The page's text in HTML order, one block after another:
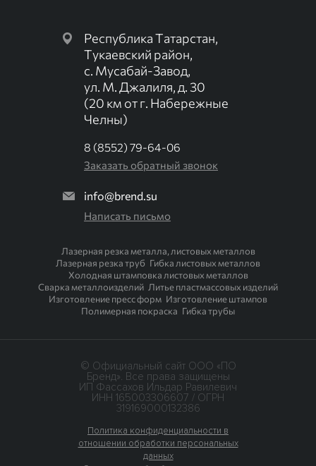
Лазерная резка металла, листовых металлов
Лазерная резка труб Гибка листовых металлов
Холодная штамповка листовых металлов
Сварка металлоизделий Литье пластмассовых изделий
Изготовление пресс форм Изготовление штампов
Полимерная покраска Гибка трубы
Республика Татарстан,
Тукаевский район,
с. Мусабай-Завод,
ул. М. Джалиля, д. 30
(20 км от г. Набережные
Челны)
8 (8552) 79-64-06
Заказать обратный звонок
info@brend.su
Написать письмо
© Официальный сайт ООО «ПО
Бренд». Все права защищены
ИП Фассахов Ильдар Равилевич
ИНН 165003306607 / ОГРН
319169000132386
Политика конфиденциальности в
отношении обработки персональных
данных